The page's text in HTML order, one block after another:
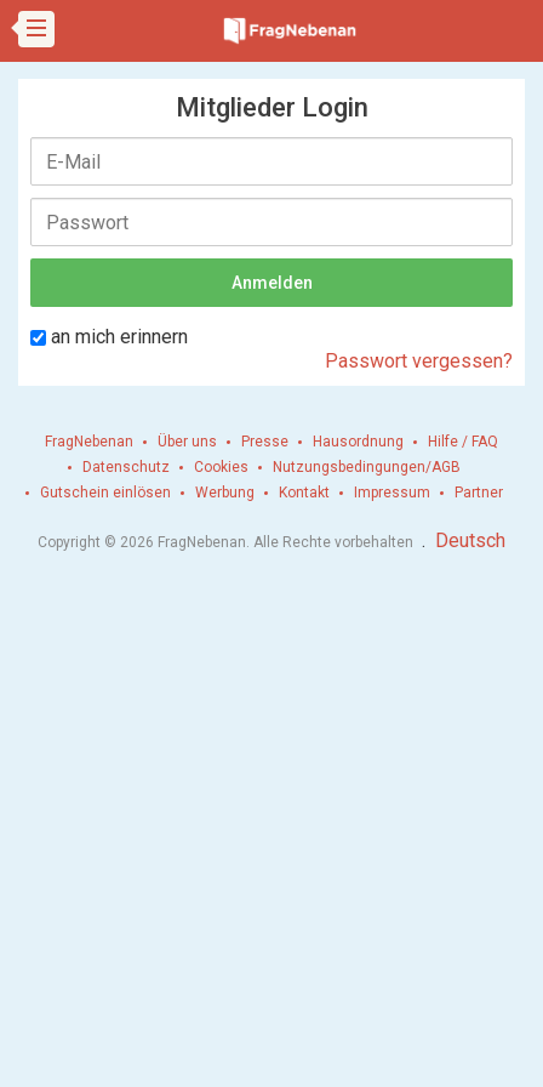
Mitglieder Login
an mich erinnern
Passwort vergessen?
FragNebenan Über uns Presse Hausordnung
Hilfe / FAQ
Datenschutz
Cookies
Nutzungsbedingungen/AGB
Gutschein einlösen
Werbung Kontakt Impressum Partner
Copyright © 2026 FragNebenan. Alle Rechte vorbehalten . Deutsch